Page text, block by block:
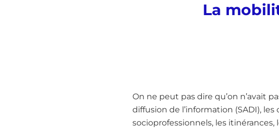
La
On ne peut pas dire qu’on n’avait
diffusion de l’information (SADI),
socioprofessionnels, les